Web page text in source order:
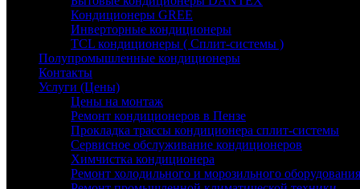
Кондиционеры GREE
Инверторные кондиционеры
TCL кондиционеры ( Сплит-системы )
Полупромышленные кондиционеры
Контакты
Услуги (Цены)
Цены на монтаж
Ремонт кондиционеров в Пензе
Прокладка трассы кондиционера сплит-системы
Сервисное обслуживание кондиционеров
Химчистка кондиционера
Ремонт холодильного и морозильного оборудования